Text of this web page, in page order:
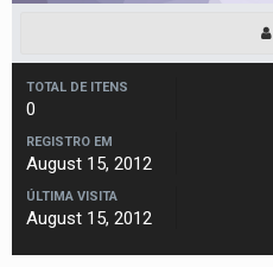
TOTAL DE ITENS
0
REGISTRO EM
August 15, 2012
ÚLTIMA VISITA
August 15, 2012